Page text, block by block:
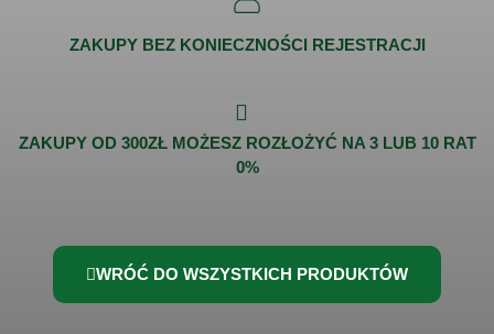
ZAKUPY BEZ KONIECZNOŚCI REJESTRACJI
ZAKUPY OD 300ZŁ MOŻESZ ROZŁOŻYĆ NA 3 LUB 10 RAT
0%
WRÓĆ DO WSZYSTKICH PRODUKTÓW